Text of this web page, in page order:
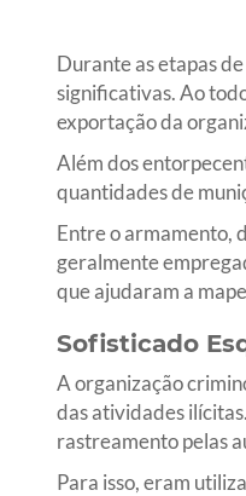
Durante as etapas
significativas. Ao
exportação da
Além dos
quantidades de
Entre o armamento,
geralmente
que ajudaram a
Sofisticado
A organização
das atividades
rastreamento pelas
Para isso, eram